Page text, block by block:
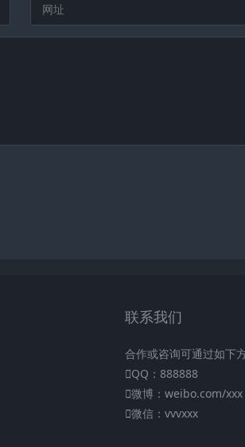
联系我们
合作或咨询可通过如下
QQ：888888
微博：weibo.com/xxx
微信：vvvxxx